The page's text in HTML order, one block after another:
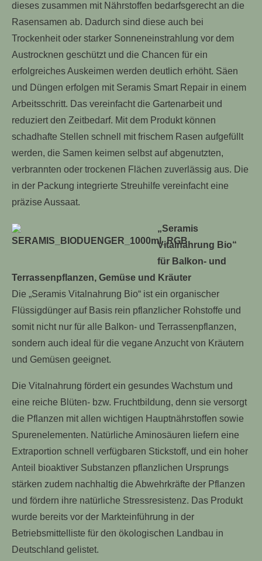
dieses zusammen mit Nährstoffen bedarfsgerecht an die
Rasensamen ab. Dadurch sind diese auch bei
Trockenheit oder starker Sonneneinstrahlung vor dem
Austrocknen geschützt und die Chancen für ein
erfolgreiches Auskeimen werden deutlich erhöht. Säen
und Düngen erfolgen mit Seramis Smart Repair in einem
Arbeitsschritt. Das vereinfacht die Gartenarbeit und
reduziert den Zeitbedarf. Mit dem Produkt können
schadhafte Stellen schnell mit frischem Rasen aufgefüllt
werden, die Samen keimen selbst auf abgenutzten,
verbrannten oder trockenen Flächen zuverlässig aus. Die
in der Packung integrierte Streuhilfe vereinfacht eine
präzise Aussaat.
„Seramis
Vitalnahrung Bio“
für Balkon- und
Terrassenpflanzen, Gemüse und Kräuter
Die „Seramis Vitalnahrung Bio“ ist ein organischer
Flüssigdünger auf Basis rein pflanzlicher Rohstoffe und
somit nicht nur für alle Balkon- und Terrassenpflanzen,
sondern auch ideal für die vegane Anzucht von Kräutern
und Gemüsen geeignet.
Die Vitalnahrung fördert ein gesundes Wachstum und
eine reiche Blüten- bzw. Fruchtbildung, denn sie versorgt
die Pflanzen mit allen wichtigen Hauptnährstoffen sowie
Spurenelementen. Natürliche Aminosäuren liefern eine
Extraportion schnell verfügbaren Stickstoff, und ein hoher
Anteil bioaktiver Substanzen pflanzlichen Ursprungs
stärken zudem nachhaltig die Abwehrkräfte der Pflanzen
und fördern ihre natürliche Stressresistenz. Das Produkt
wurde bereits vor der Markteinführung in der
Betriebsmittelliste für den ökologischen Landbau in
Deutschland gelistet.